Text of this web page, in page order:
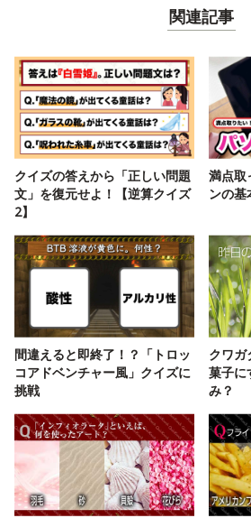
関連記事
クイズの答えから「正しい問題
文」を復元せよ！【逆算クイズ
2】
満点取
ンの基
間違えると即終了！？「トロッ
コアドベンチャー風」クイズに
挑戦
クワガ
菓子に
み？